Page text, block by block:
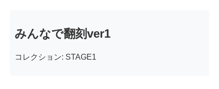
みんなで翻刻ver1
コレクション: STAGE1